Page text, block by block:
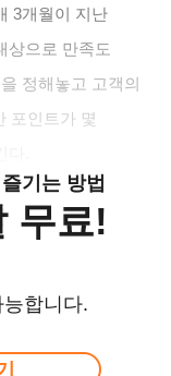
3개월이 지난
상으로 만족도
정해놓고 고객의
포인트가 몇
기는 방법
무료!
합니다.